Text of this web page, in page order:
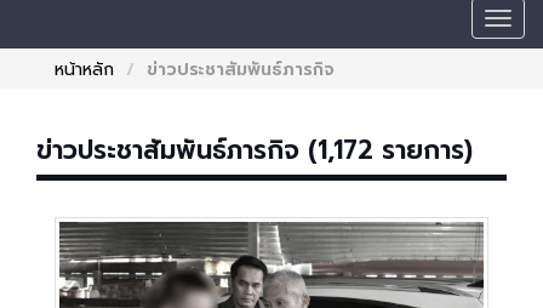
หน้าหลัก
ข่าวประชาสัมพันธ์ภารกิจ
ข่าวประชาสัมพันธ์ภารกิจ (1,172 รายการ)